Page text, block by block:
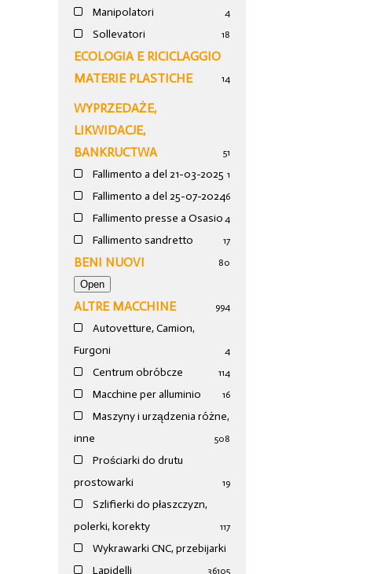
Manipolatori 4
Sollevatori 18
ECOLOGIA E RICICLAGGIO
MATERIE PLASTICHE
14
WYPRZEDAŻE,
LIKWIDACJE,
BANKRUCTWA
51
Fallimento a del 21-03-2025 1
Fallimento a del 25-07-20246
Fallimento presse a Osasio 4
Fallimento sandretto 17
BENI NUOVI 80
ALTRE MACCHINE 994
Autovetture, Camion,
Furgoni
4
Centrum obróbcze 114
Macchine per alluminio 16
Maszyny i urządzenia różne,
inne
508
Prościarki do drutu
prostowarki
19
Szlifierki do płaszczyzn,
polerki, korekty
117
Wykrawarki CNC, przebijarki
105
Lapidelli 36